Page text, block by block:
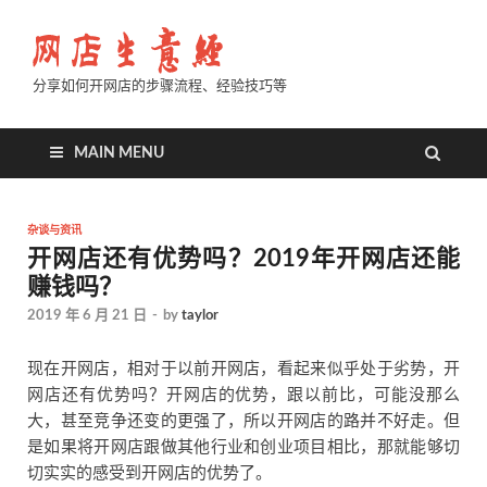
分享如何开网店的步骤流程、经验技巧等
MAIN MENU
杂谈与资讯
开网店还有优势吗？2019年开网店还能
赚钱吗？
2019 年 6 月 21 日 - by taylor
现在开网店，相对于以前开网店，看起来似乎处于劣势，开
网店还有优势吗？开网店的优势，跟以前比，可能没那么
大，甚至竞争还变的更强了，所以开网店的路并不好走。但
是如果将开网店跟做其他行业和创业项目相比，那就能够切
切实实的感受到开网店的优势了。